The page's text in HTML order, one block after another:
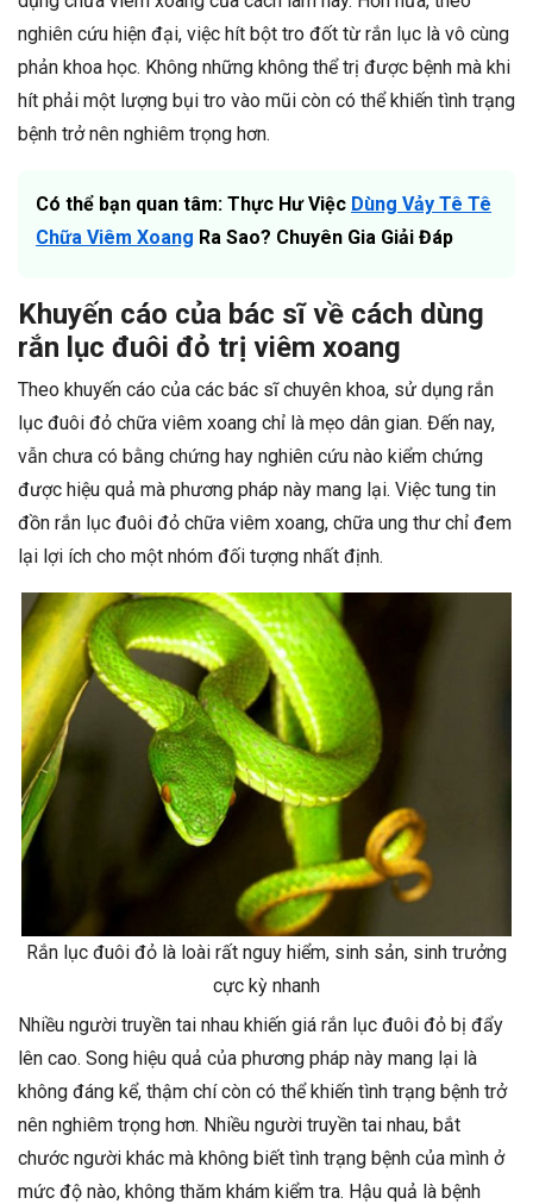
nghiên cứu hiện đại, việc hít bột tro đốt từ rắn lục là vô cùng
phản khoa học. Không những không thể trị được bệnh mà khi
hít phải một lượng bụi tro vào mũi còn có thể khiến tình trạng
bệnh trở nên nghiêm trọng hơn.
Có thể bạn quan tâm: Thực Hư Việc Dùng Vảy Tê Tê
Chữa Viêm Xoang Ra Sao? Chuyên Gia Giải Đáp
Khuyến cáo của bác sĩ về cách dùng
rắn lục đuôi đỏ trị viêm xoang
Theo khuyến cáo của các bác sĩ chuyên khoa, sử dụng rắn
lục đuôi đỏ chữa viêm xoang chỉ là mẹo dân gian. Đến nay,
vẫn chưa có bằng chứng hay nghiên cứu nào kiểm chứng
được hiệu quả mà phương pháp này mang lại. Việc tung tin
đồn rắn lục đuôi đỏ chữa viêm xoang, chữa ung thư chỉ đem
lại lợi ích cho một nhóm đối tượng nhất định.
Rắn lục đuôi đỏ là loài rất nguy hiểm, sinh sản, sinh trưởng
cực kỳ nhanh
Nhiều người truyền tai nhau khiến giá rắn lục đuôi đỏ bị đẩy
lên cao. Song hiệu quả của phương pháp này mang lại là
không đáng kể, thậm chí còn có thể khiến tình trạng bệnh trở
nên nghiêm trọng hơn. Nhiều người truyền tai nhau, bắt
chước người khác mà không biết tình trạng bệnh của mình ở
mức độ nào, không thăm khám kiểm tra. Hậu quả là bệnh